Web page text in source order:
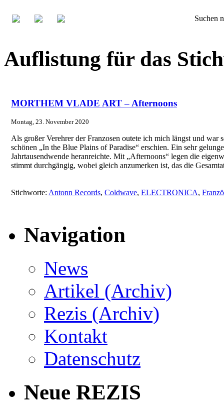
Suchen
Auflistung für das
MORTHEM VLADE ART – Afternoons
Montag, 23. November 2020
Als großer Verehrer der Franzosen outete ich mich längst und
schönen „In the Blue Plains of Paradise“ erschien. Ein sehr
Jahrtausendwende heranreichte. Mit „Afternoons“ legen die
stimmt durchgängig, wobei gleich anzumerken ist, das die
Stichworte: Antonn Records, Coldwave, ELECTRONICA,
Navigation
News
Artikel (Archiv)
Rezis (Archiv)
Kontakt
Datenschutz
Neue REZIS